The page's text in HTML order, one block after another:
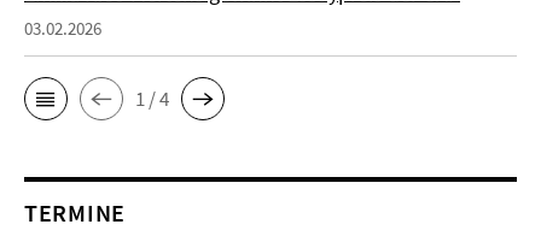
03.02.2026
1 / 4
TERMINE